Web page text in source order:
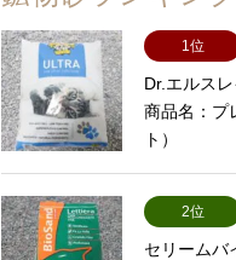
1位
Dr.エルス
商品名：プ
ト）
2位
セリームバ